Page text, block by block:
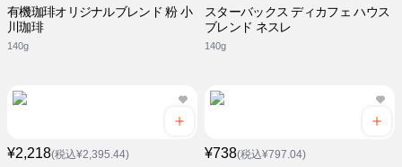
有機珈琲オリジナルブレンド 粉 小
川珈琲
140g
スターバックス ディカフェ ハウス
ブレンド ネスレ
140g
¥2,218(税込¥2,395.44) ¥738(税込¥797.04)